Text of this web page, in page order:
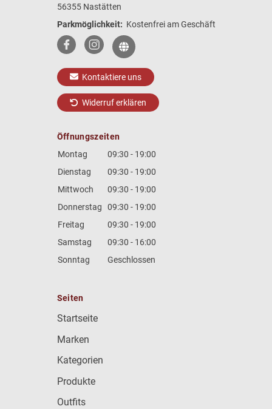
56355 Nastätten
Parkmöglichkeit: Kostenfrei am Geschäft
Kontaktiere uns
Widerruf erklären
Öffnungszeiten
Montag
09:30 - 19:00
Dienstag
09:30 - 19:00
Mittwoch
09:30 - 19:00
Donnerstag
09:30 - 19:00
Freitag
09:30 - 19:00
Samstag
09:30 - 16:00
Sonntag
Geschlossen
Seiten
Startseite
Marken
Kategorien
Produkte
Outfits